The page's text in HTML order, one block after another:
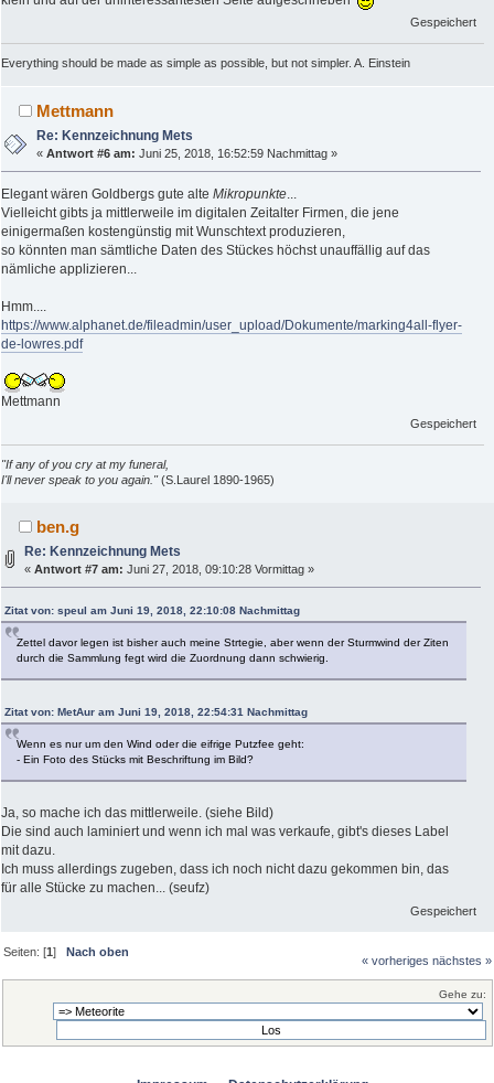
Gespeichert
Everything should be made as simple as possible, but not simpler. A. Einstein
Mettmann
Re: Kennzeichnung Mets
«Antwort #6 am: Juni 25, 2018, 16:52:59 Nachmittag »
Elegant wären Goldbergs gute alte Mikropunkte...
Vielleicht gibts ja mittlerweile im digitalen Zeitalter Firmen, die jene
einigermaßen kostengünstig mit Wunschtext produzieren,
so könnten man sämtliche Daten des Stückes höchst unauffällig auf das
nämliche applizieren...
Hmm....
https://www.alphanet.de/fileadmin/user_upload/Dokumente/marking4all-flyer-
de-lowres.pdf
Mettmann
Gespeichert
"If any of you cry at my funeral,
I'll never speak to you again."(S.Laurel 1890-1965)
ben.g
Re: Kennzeichnung Mets
«Antwort #7 am: Juni 27, 2018, 09:10:28 Vormittag »
Zitat von: speul am Juni 19, 2018, 22:10:08 Nachmittag
Zettel davor legen ist bisher auch meine Strtegie, aber wenn der Sturmwind der Ziten
durch die Sammlung fegt wird die Zuordnung dann schwierig.
Zitat von: MetAur am Juni 19, 2018, 22:54:31 Nachmittag
Wenn es nur um den Wind oder die eifrige Putzfee geht:
- Ein Foto des Stücks mit Beschriftung im Bild?
Ja, so mache ich das mittlerweile. (siehe Bild)
Die sind auch laminiert und wenn ich mal was verkaufe, gibt's dieses Label
mit dazu.
Ich muss allerdings zugeben, dass ich noch nicht dazu gekommen bin, das
für alle Stücke zu machen... (seufz)
Gespeichert
Seiten: [1]Nach oben
« vorheriges nächstes »
Gehe zu: